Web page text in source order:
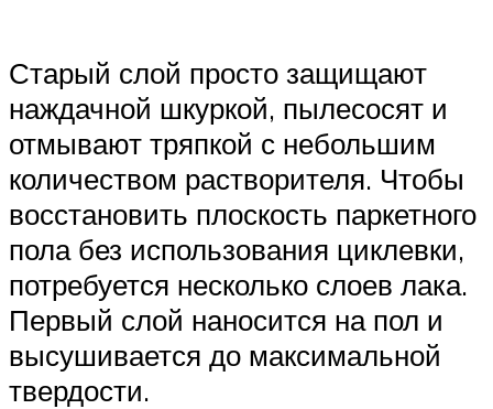
Старый слой просто защищают
наждачной шкуркой, пылесосят и
отмывают тряпкой с небольшим
количеством растворителя. Чтобы
восстановить плоскость паркетного
пола без использования циклевки,
потребуется несколько слоев лака.
Первый слой наносится на пол и
высушивается до максимальной
твердости.